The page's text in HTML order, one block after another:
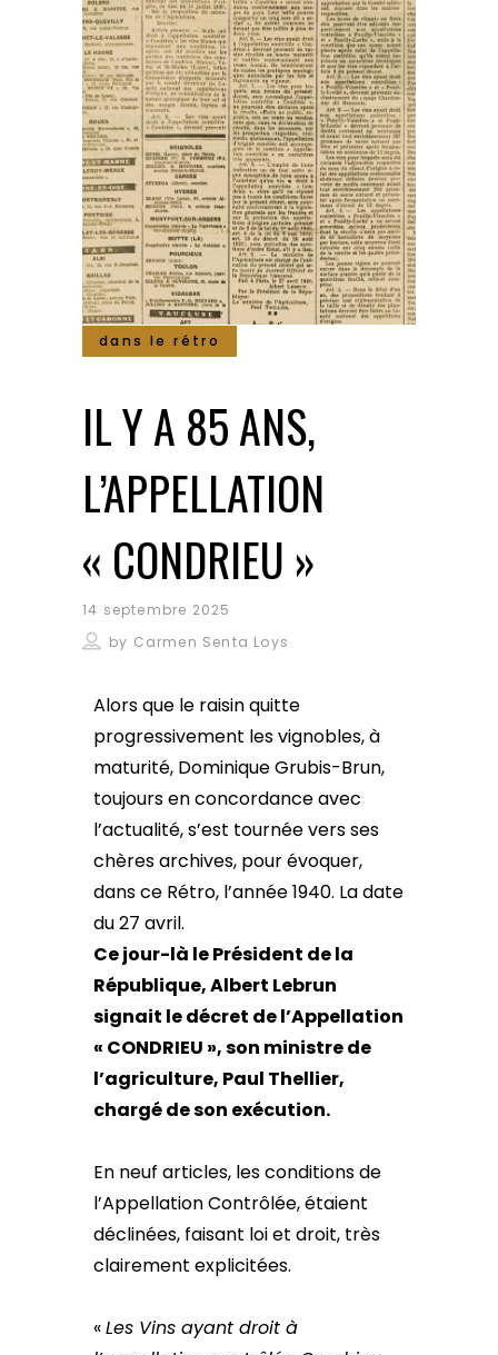
dans le rétro
IL Y A 85 ANS,
L’APPELLATION
« CONDRIEU »
14 septembre 2025
by Carmen Senta Loys
Alors que le raisin quitte
progressivement les vignobles, à
maturité, Dominique Grubis-Brun,
toujours en concordance avec
l’actualité, s’est tournée vers ses
chères archives, pour évoquer,
dans ce Rétro, l’année 1940. La date
du 27 avril.
Ce jour-là le Président de la
République, Albert Lebrun
signait le décret de l’Appellation
« CONDRIEU », son ministre de
l’agriculture, Paul Thellier,
chargé de son exécution.
En neuf articles, les conditions de
l’Appellation Contrôlée, étaient
déclinées, faisant loi et droit, très
clairement explicitées.
«Les Vins ayant droit à